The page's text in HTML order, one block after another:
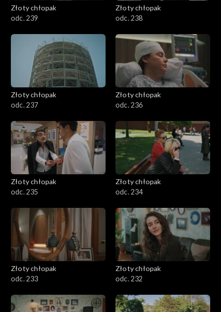
Złoty chłopak
odc. 239
Złoty chłopak
odc. 238
Złoty chłopak
odc. 237
Złoty chłopak
odc. 236
Złoty chłopak
odc. 235
Złoty chłopak
odc. 234
Złoty chłopak
odc. 233
Złoty chłopak
odc. 232